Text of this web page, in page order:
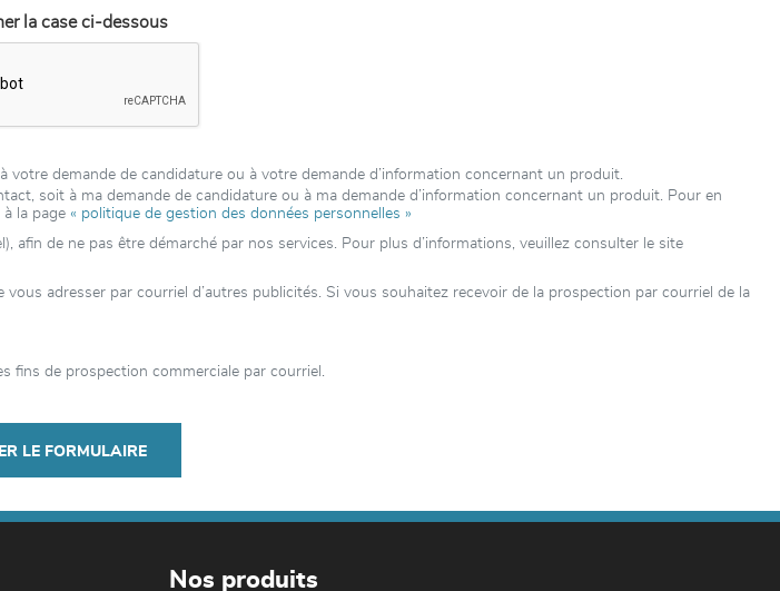
la case ci-dessous
demande de candidature ou à votre demande d’information concernant un produit.
soit à ma demande de candidature ou à ma demande d’information concernant un produit. Pour en
la page « politique de gestion des données personnelles »
de ne pas être démarché par nos services. Pour plus d’informations, veuillez consulter le site
adresser par courriel d’autres publicités. Si vous souhaitez recevoir de la prospection par courriel de la
fins de prospection commerciale par courriel.
LE FORMULAIRE
Nos produits